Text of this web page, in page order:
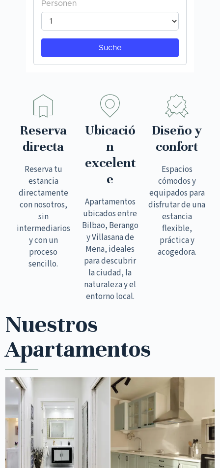
Reserva
directa
Reserva tu
estancia
directamente
con nosotros,
sin
intermediarios
y con un
proceso
sencillo.
Ubicació
n
excelent
e
Apartamentos
ubicados entre
Bilbao, Berango
y Villasana de
Mena, ideales
para descubrir
la ciudad, la
naturaleza y el
entorno local.
Diseño y
confort
Espacios
cómodos y
equipados para
disfrutar de una
estancia
flexible,
práctica y
acogedora.
Nuestros
Apartamentos